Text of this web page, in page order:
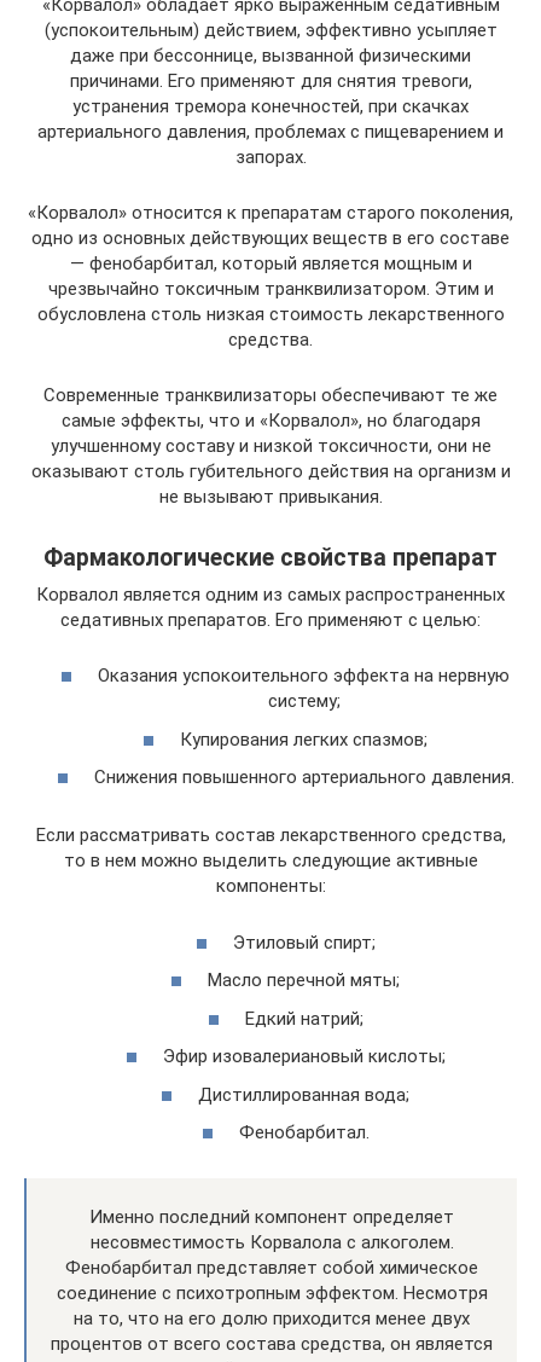
(успокоительным) действием, эффективно усыпляет
даже при бессоннице, вызванной физическими
причинами. Его применяют для снятия тревоги,
устранения тремора конечностей, при скачках
артериального давления, проблемах с пищеварением и
запорах.
«Корвалол» относится к препаратам старого поколения,
одно из основных действующих веществ в его составе
— фенобарбитал, который является мощным и
чрезвычайно токсичным транквилизатором. Этим и
обусловлена столь низкая стоимость лекарственного
средства.
Современные транквилизаторы обеспечивают те же
самые эффекты, что и «Корвалол», но благодаря
улучшенному составу и низкой токсичности, они не
оказывают столь губительного действия на организм и
не вызывают привыкания.
Фармакологические свойства препарат
Корвалол является одним из самых распространенных
седативных препаратов. Его применяют с целью:
Оказания успокоительного эффекта на нервную
систему;
Купирования легких спазмов;
Снижения повышенного артериального давления.
Если рассматривать состав лекарственного средства,
то в нем можно выделить следующие активные
компоненты:
Этиловый спирт;
Масло перечной мяты;
Едкий натрий;
Эфир изовалериановый кислоты;
Дистиллированная вода;
Фенобарбитал.
Именно последний компонент определяет
несовместимость Корвалола с алкоголем.
Фенобарбитал представляет собой химическое
соединение с психотропным эффектом. Несмотря
на то, что на его долю приходится менее двух
процентов от всего состава средства, он является